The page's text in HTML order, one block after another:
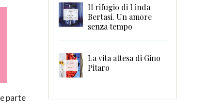
parte
Il rifugio di Linda
Bertasi. Un amore
senza tempo
La vita attesa di Gino
Pitaro